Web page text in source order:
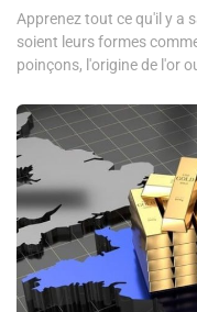
Apprenez tout ce qu'il y a
soient leurs formes
poinçons, l'origine de l'or